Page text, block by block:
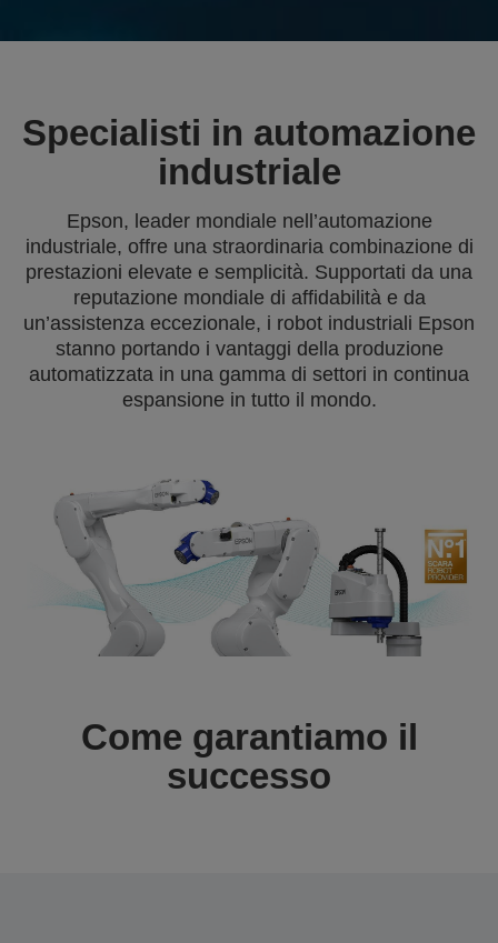
Specialisti in automazione
industriale
Epson, leader mondiale nell’automazione
industriale, offre una straordinaria combinazione di
prestazioni elevate e semplicità. Supportati da una
reputazione mondiale di affidabilità e da
un’assistenza eccezionale, i robot industriali Epson
stanno portando i vantaggi della produzione
automatizzata in una gamma di settori in continua
espansione in tutto il mondo.
Come garantiamo il
successo